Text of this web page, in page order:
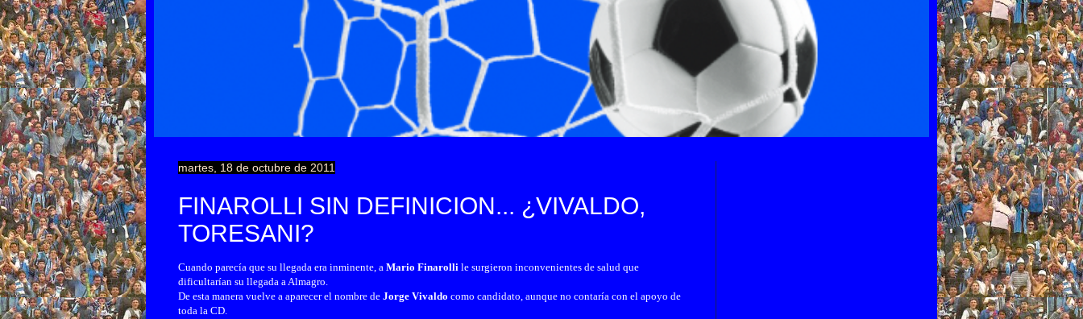
martes, 18 de octubre de 2011
FINAROLLI SIN DEFINICION... ¿VIVALDO,
TORESANI?
Cuando parecía que su llegada era inminente, a Mario Finarolli le surgieron inconvenientes de salud que
dificultarían su llegada a Almagro.
De esta manera vuelve a aparecer el nombre de Jorge Vivaldo como candidato, aunque no contaría con el apoyo de
toda la CD.